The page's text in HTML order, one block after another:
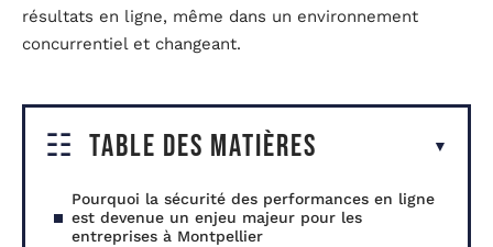
résultats en ligne, même dans un environnement
concurrentiel et changeant.
Table des matières
Pourquoi la sécurité des performances en ligne
est devenue un enjeu majeur pour les
entreprises à Montpellier